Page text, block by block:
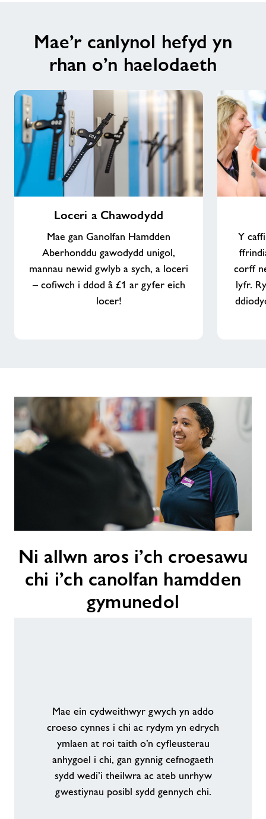
Mae’r canlynol hefyd yn
rhan o’n haelodaeth
Chawodydd
Loceri a Chawodydd
Mae gan Ganolfan Hamdden
Aberhonddu gawodydd unigol,
mannau newid gwlyb a sych, a loceri
– cofiwch i ddod â £1 ar gyfer eich
locer!
Y
corff
lyfr.
allwn
aros
i’ch
Ni allwn aros i’ch croesawu
chi i’ch canolfan hamdden
gymunedol
Mae ein cydweithwyr gwych yn addo
croeso cynnes i chi ac rydym yn edrych
ymlaen at roi taith o’n cyfleusterau
anhygoel i chi, gan gynnig cefnogaeth
sydd wedi’i theilwra ac ateb unrhyw
gwestiynau posibl sydd gennych chi.